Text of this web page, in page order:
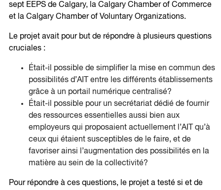
sept EEPS de Calgary, la Calgary Chamber of Commerce
et la Calgary Chamber of Voluntary Organizations.
Le projet avait pour but de répondre à plusieurs questions
cruciales :
Était-il possible de simplifier la mise en commun des
possibilités d’AIT entre les différents établissements
grâce à un portail numérique centralisé?
Était-il possible pour un secrétariat dédié de fournir
des ressources essentielles aussi bien aux
employeurs qui proposaient actuellement l’AIT qu’à
ceux qui étaient susceptibles de le faire, et de
favoriser ainsi l’augmentation des possibilités en la
matière au sein de la collectivité?
Pour répondre à ces questions, le projet a testé si et de